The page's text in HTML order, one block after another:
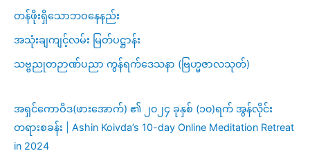
တန်ဖိုးရှိသောဘဝနေနည်း
အသုံးချကျင့်လမ်း မြတ်ပဋ္ဌာန်း
သဗ္ဗညုတဉာဏ်ပညာ ကွန်ရက်ဒေသနာ (ဗြဟ္မဇာလသုတ်)
အရှင်ကောဝိဒ(ဖားအောက်) ၏ ၂၀၂၄ ခုနှစ် (၁၀)ရက် အွန်လိုင်း
တရားစခန်း | Ashin Koivda’s 10-day Online Meditation Retreat
in 2024